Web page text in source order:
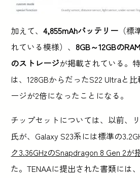
加えて、4,855mAhバッテリー （
れている模様）、 8GB～12GBの
のストレージが掲載されている。
は、128GBからだったS22 Ultraと
ージが2倍になったことになる。
チップセットについては、以前、
氏が、Galaxy S23系には標準の
ク3.36GHzのSnapdragon 8 Gen 2が
た。TENAAに提出された書類には、